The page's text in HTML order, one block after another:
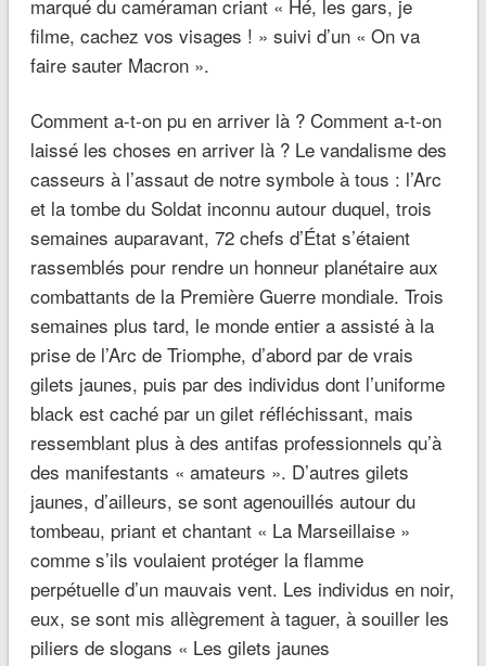
marqué du caméraman criant « Hé, les gars, je
filme, cachez vos visages ! » suivi d’un « On va
faire sauter Macron ».
Comment a-t-on pu en arriver là ? Comment a-t-on
laissé les choses en arriver là ? Le vandalisme des
casseurs à l’assaut de notre symbole à tous : l’Arc
et la tombe du Soldat inconnu autour duquel, trois
semaines auparavant, 72 chefs d’État s’étaient
rassemblés pour rendre un honneur planétaire aux
combattants de la Première Guerre mondiale. Trois
semaines plus tard, le monde entier a assisté à la
prise de l’Arc de Triomphe, d’abord par de vrais
gilets jaunes, puis par des individus dont l’uniforme
black est caché par un gilet réfléchissant, mais
ressemblant plus à des antifas professionnels qu’à
des manifestants « amateurs ». D’autres gilets
jaunes, d’ailleurs, se sont agenouillés autour du
tombeau, priant et chantant « La Marseillaise »
comme s’ils voulaient protéger la flamme
perpétuelle d’un mauvais vent. Les individus en noir,
eux, se sont mis allègrement à taguer, à souiller les
piliers de slogans « Les gilets jaunes